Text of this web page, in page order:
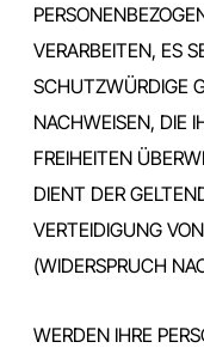
VERARBEITEN, ES
SCHUTZWÜRDIGE
NACHWEISEN, DIE
FREIHEITEN
DIENT DER
VERTEIDIGUNG
(WIDERSPRUCH
WERDEN IHRE